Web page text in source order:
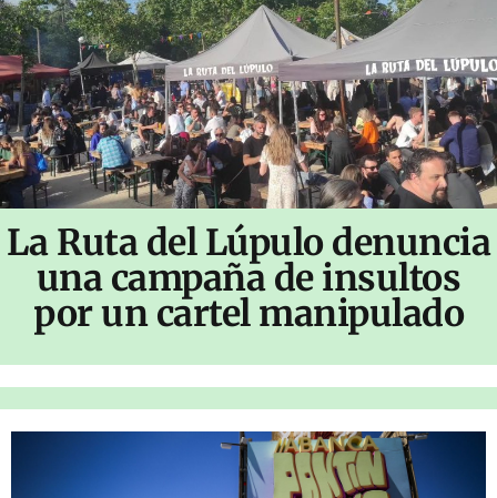
La Ruta del Lúpulo denuncia
una campaña de insultos
por un cartel manipulado